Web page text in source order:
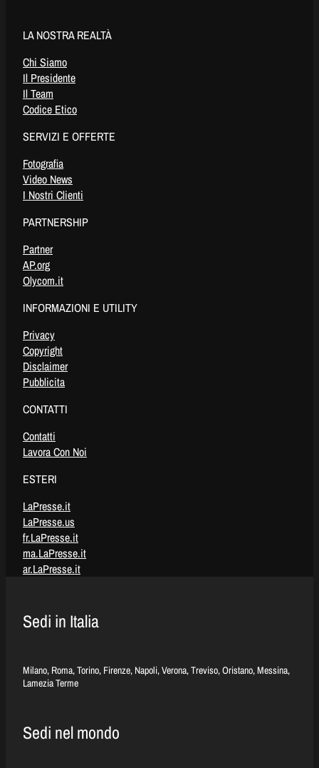
LA NOSTRA REALTÀ
Chi Siamo
Il Presidente
Il Team
Codice Etico
SERVIZI E OFFERTE
Fotografia
Video News
I Nostri Clienti
PARTNERSHIP
Partner
AP.org
Olycom.it
INFORMAZIONI E UTILITY
Privacy
Copyright
Disclaimer
Pubblicita
CONTATTI
Contatti
Lavora Con Noi
ESTERI
LaPresse.it
LaPresse.us
fr.LaPresse.it
ma.LaPresse.it
ar.LaPresse.it
Sedi in Italia
Milano, Roma, Torino, Firenze, Napoli, Verona, Treviso, Oristano, Messina,
Lamezia Terme
Sedi nel mondo